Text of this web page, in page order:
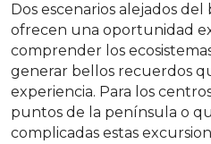
Dos escenarios alejados
ofrecen una oportunidad
comprender los
generar bellos recuerdos
experiencia. Para los
puntos de la península o
complicadas estas